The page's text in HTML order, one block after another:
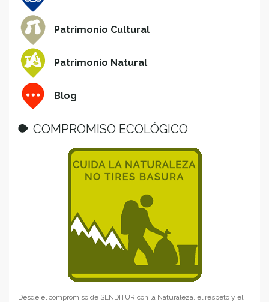
Patrimonio Cultural
Patrimonio Natural
Blog
COMPROMISO ECOLÓGICO
Desde el compromiso de SENDITUR con la Naturaleza, el respeto y el